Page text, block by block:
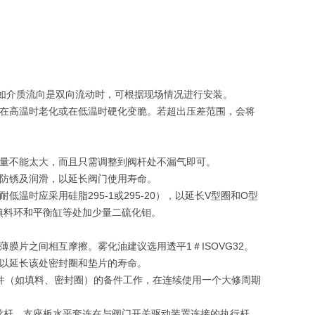
质流向是双向流动时，可根据现场情况进行安装。
高温时老化或在低温时硬化变脆。若超出压差范围，会将
不能太大，而且只需调整到阀杆处不漏气即可。
锈及润滑，以延长阀门使用寿命。
低温时应采用硅脂295-1或295-20），以延长V型圈和O型
环和平衡缸等处加少量二硫化钼。
膜片之间相互摩擦。雾化油建议选用透平1＃ISOVG32。
延长该处密封圈和垫片的寿命。
如填料、密封圈）的备件工作，在连续使用一个大修周期